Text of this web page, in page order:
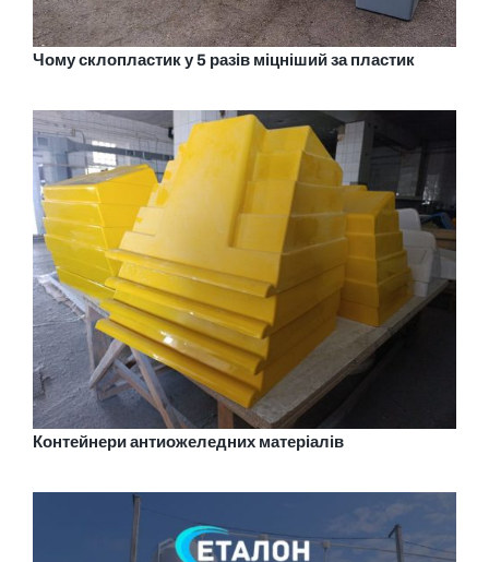
Чому склопластик у 5 разів міцніший за пластик
Контейнери антиожеледних матеріалів